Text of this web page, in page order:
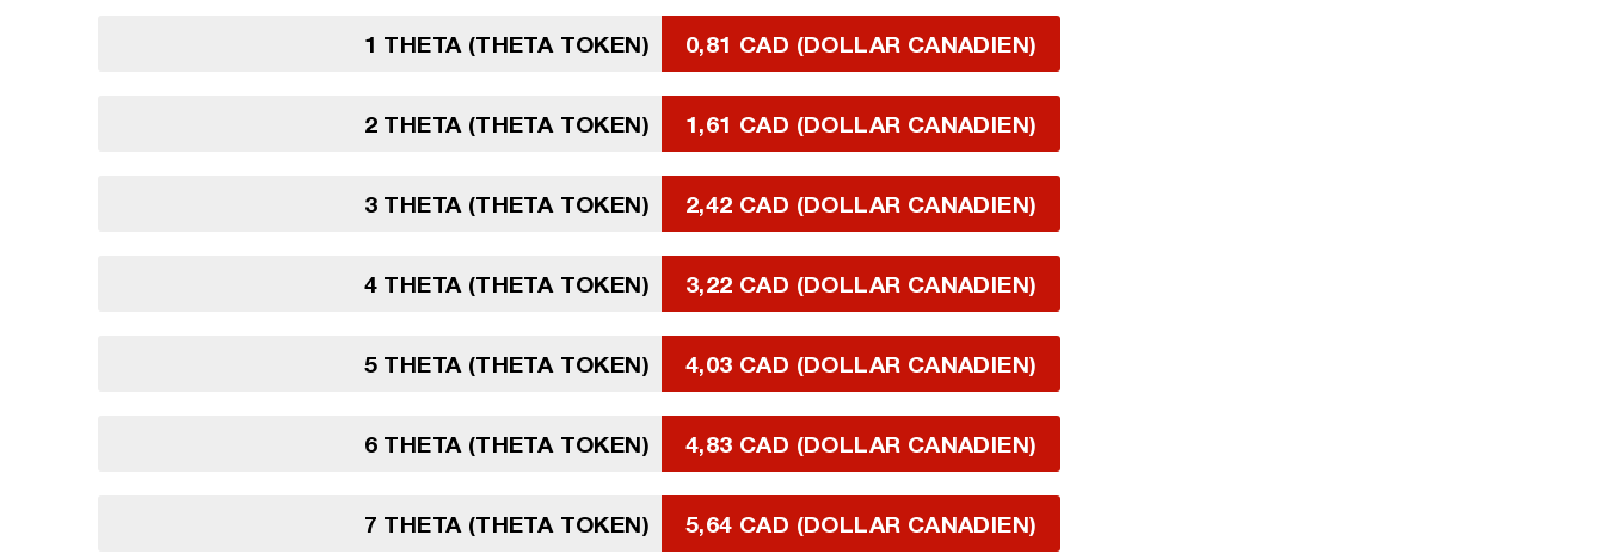
1 THETA (THETA TOKEN) 0,81 CAD (DOLLAR CANADIEN)
2 THETA (THETA TOKEN) 1,61 CAD (DOLLAR CANADIEN)
3 THETA (THETA TOKEN) 2,42 CAD (DOLLAR CANADIEN)
4 THETA (THETA TOKEN) 3,22 CAD (DOLLAR CANADIEN)
5 THETA (THETA TOKEN) 4,03 CAD (DOLLAR CANADIEN)
6 THETA (THETA TOKEN) 4,83 CAD (DOLLAR CANADIEN)
7 THETA (THETA TOKEN) 5,64 CAD (DOLLAR CANADIEN)